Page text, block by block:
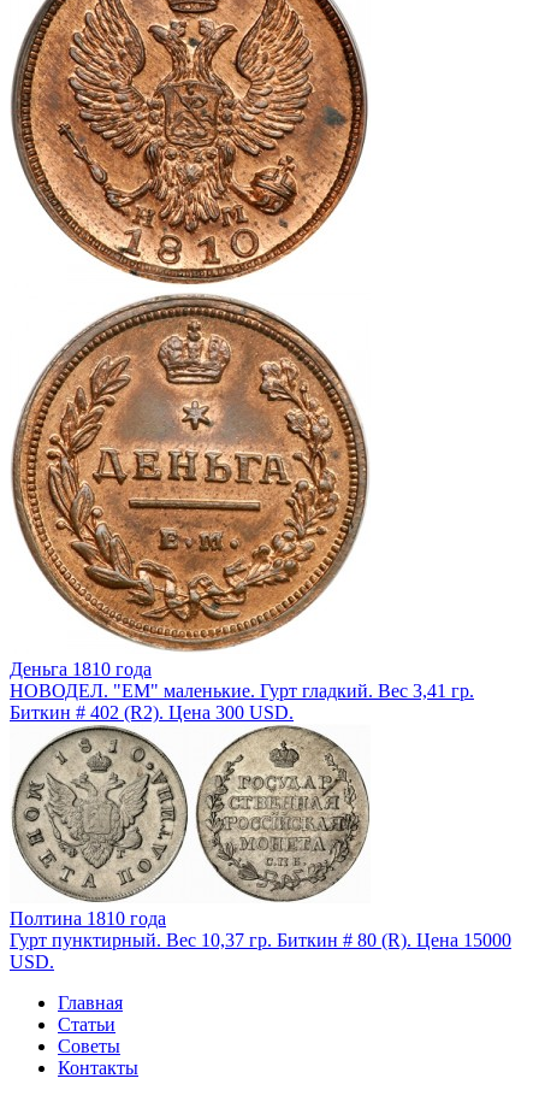
Деньга 1810 года
НОВОДЕЛ. "ЕМ" маленькие. Гурт гладкий. Вес 3,41 гр.
Биткин # 402 (R2). Цена 300 USD.
Полтина 1810 года
Гурт пунктирный. Вес 10,37 гр. Биткин # 80 (R). Цена 15000
USD.
Главная
Статьи
Советы
Контакты